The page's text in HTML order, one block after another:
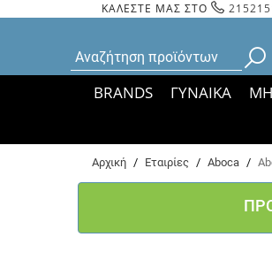
ΚΑΛΕΣΤΕ ΜΑΣ ΣΤΟ
BRANDS ΓΥΝΑΙΚΑ
Αρχική / Εταιρίες / Aboca /